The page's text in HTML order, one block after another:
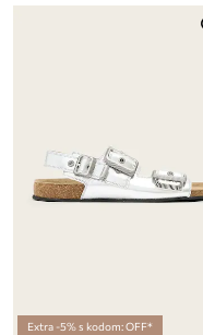
Extra -5% s kodom: OFF*